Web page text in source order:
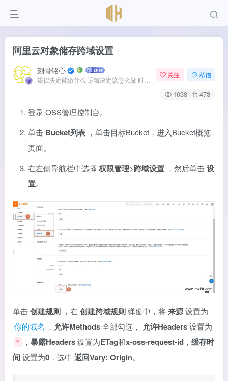
阿里云对象储存跨域设置
刻骨铭心 关注 私信
1038 478
登录OSS管理控制台。
单击 Bucket列表 ，单击目标Bucket，进入Bucket概览
页面。
在左侧导航栏中选择 权限管理>跨域设置 ，然后单击设
置。
单击创建规则 ，在 创建跨域规则弹窗中，将来源设置为
你的域名 ， 允许Methods全部勾选， 允许Headers设置为
* ， 暴露Headers设置为ETag和x-oss-request-id ， 缓存时
间设置为0 ，选中 返回Vary: Origin。